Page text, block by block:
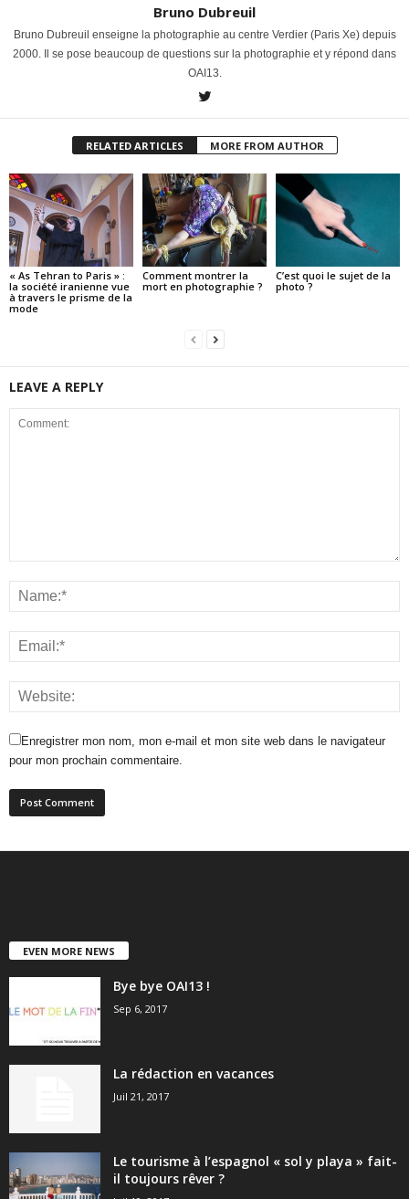
Bruno Dubreuil
Bruno Dubreuil enseigne la photographie au centre Verdier (Paris Xe) depuis
2000. Il se pose beaucoup de questions sur la photographie et y répond dans
OAI13.
RELATED ARTICLES MORE FROM AUTHOR
« As Tehran to Paris » :
la société iranienne vue
à travers le prisme de la
mode
Comment montrer la
mort en photographie ?
C’est quoi le sujet de la
photo ?
LEAVE A REPLY
Enregistrer mon nom, mon e-mail et mon site web dans le navigateur
pour mon prochain commentaire.
EVEN MORE NEWS
Bye bye OAI13 !
Sep 6, 2017
La rédaction en vacances
Juil 21, 2017
Le tourisme à l’espagnol « sol y playa » fait-
il toujours rêver ?